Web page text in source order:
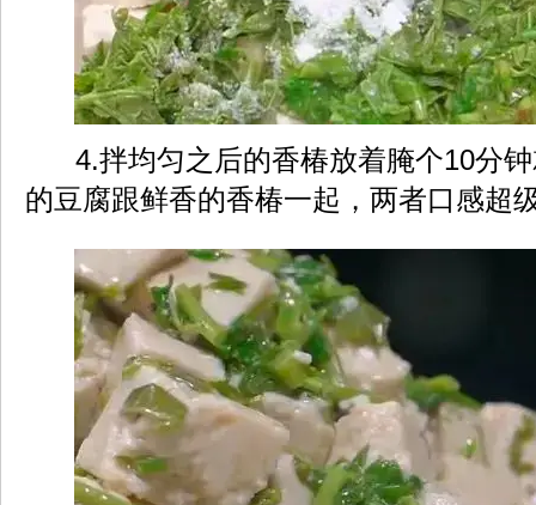
4.拌均匀之后的香椿放着腌个10分
的豆腐跟鲜香的香椿一起，两者口感超